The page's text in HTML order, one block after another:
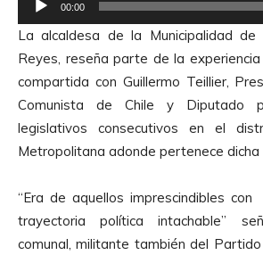
e
p
r
o
d
u
c
o
r
00:00
La alcaldesa de la Municipalidad de
Reyes, reseña parte de la
compartida con Guillermo Teillier,
Comunista de Chile y Diputado
legislativos consecutivos en el
Metropolitana adonde pertenece dicha
“Era de aquellos imprescindibles
trayectoria política intachable”
comunal, militante también del